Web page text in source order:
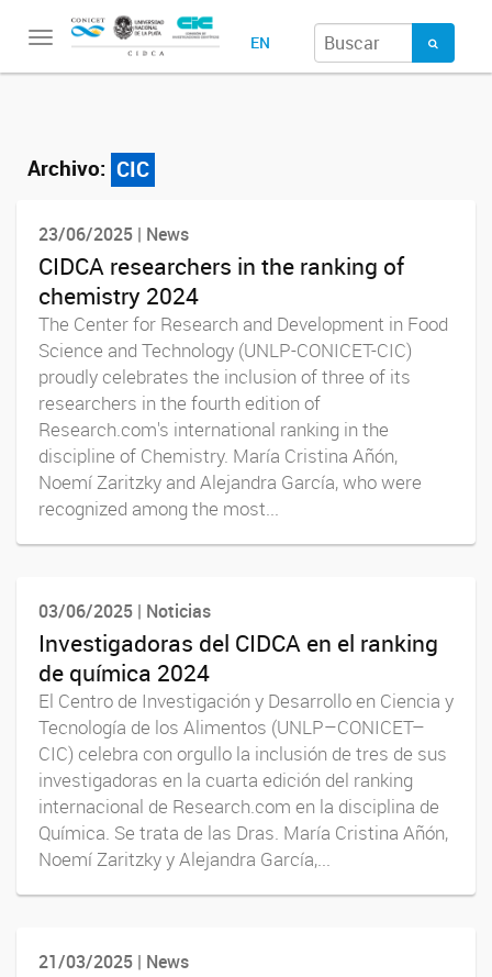
Toggle
EN
Archivo: CIC
23/06/2025 | News
CIDCA researchers in the ranking of
chemistry 2024
The Center for Research and Development in Food
Science and Technology (UNLP-CONICET-CIC)
proudly celebrates the inclusion of three of its
researchers in the fourth edition of
Research.com's international ranking in the
discipline of Chemistry. María Cristina Añón,
Noemí Zaritzky and Alejandra García, who were
recognized among the most...
03/06/2025 | Noticias
Investigadoras del CIDCA en el ranking
de química 2024
El Centro de Investigación y Desarrollo en Ciencia y
Tecnología de los Alimentos (UNLP–CONICET–
CIC) celebra con orgullo la inclusión de tres de sus
investigadoras en la cuarta edición del ranking
internacional de Research.com en la disciplina de
Química. Se trata de las Dras. María Cristina Añón,
Noemí Zaritzky y Alejandra García,...
21/03/2025 | News